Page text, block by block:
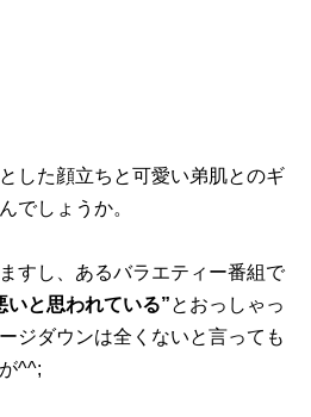
した顔立ちと可愛い弟肌とのギ
でしょうか。
すし、あるバラエティー番組で
いと思われている”とおっしゃっ
ジダウンは全くないと言っても
^^;